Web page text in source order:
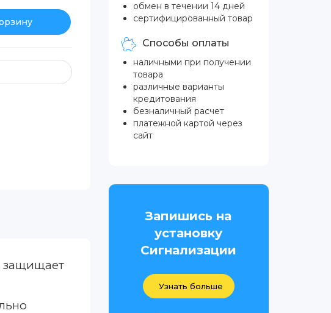
защищает
обмен в течении 14 дней
сертифицированный товар
Способы оплаты
наличными при получении
товара
различные варианты
кредитования
безналичный расчет
платежной картой через
сайт
Запишись на
установку
Сигнализации
Узнать больше